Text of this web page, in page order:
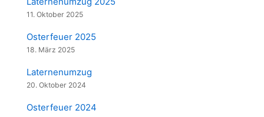
11. Oktober 2025
Osterfeuer 2025
18. März 2025
Laternenumzug
20. Oktober 2024
Osterfeuer 2024